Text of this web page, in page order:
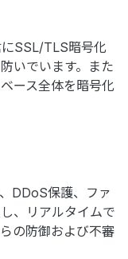
SSL/TLS暗号化
いでいます。また
ース全体を暗号化
DDoS保護、ファ
、リアルタイムで
の防御および不審